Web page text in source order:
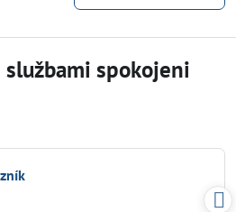
službami spokojeni